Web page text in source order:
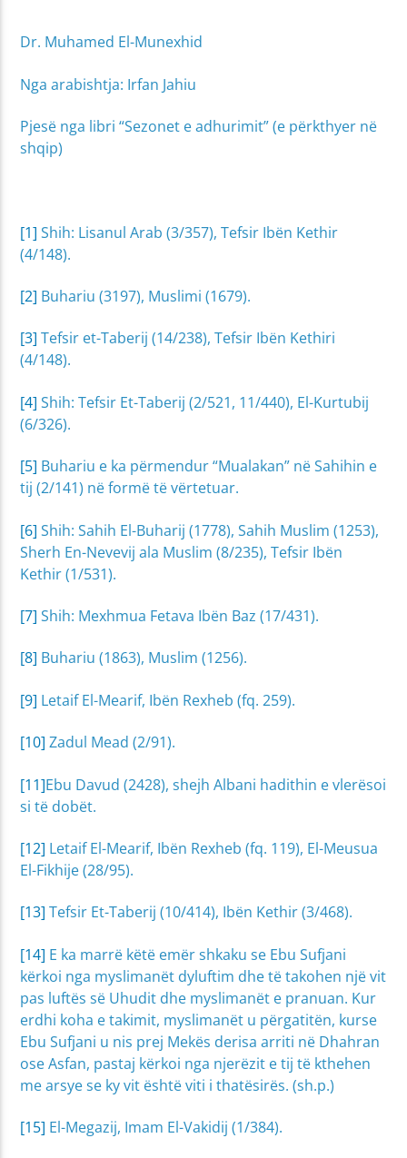
Dr. Muhamed El-Munexhid
Nga arabishtja: Irfan Jahiu
Pjesë nga libri “Sezonet e adhurimit” (e përkthyer në
shqip)
[1] Shih: Lisanul Arab (3/357), Tefsir Ibën Kethir
(4/148).
[2] Buhariu (3197), Muslimi (1679).
[3] Tefsir et-Taberij (14/238), Tefsir Ibën Kethiri
(4/148).
[4] Shih: Tefsir Et-Taberij (2/521, 11/440), El-Kurtubij
(6/326).
[5] Buhariu e ka përmendur “Mualakan” në Sahihin e
tij (2/141) në formë të vërtetuar.
[6] Shih: Sahih El-Buharij (1778), Sahih Muslim (1253),
Sherh En-Nevevij ala Muslim (8/235), Tefsir Ibën
Kethir (1/531).
[7] Shih: Mexhmua Fetava Ibën Baz (17/431).
[8] Buhariu (1863), Muslim (1256).
[9] Letaif El-Mearif, Ibën Rexheb (fq. 259).
[10] Zadul Mead (2/91).
[11]Ebu Davud (2428), shejh Albani hadithin e vlerësoi
si të dobët.
[12] Letaif El-Mearif, Ibën Rexheb (fq. 119), El-Meusua
El-Fikhije (28/95).
[13] Tefsir Et-Taberij (10/414), Ibën Kethir (3/468).
[14] E ka marrë këtë emër shkaku se Ebu Sufjani
kërkoi nga myslimanët dyluftim dhe të takohen një vit
pas luftës së Uhudit dhe myslimanët e pranuan. Kur
erdhi koha e takimit, myslimanët u përgatitën, kurse
Ebu Sufjani u nis prej Mekës derisa arriti në Dhahran
ose Asfan, pastaj kërkoi nga njerëzit e tij të kthehen
me arsye se ky vit është viti i thatësirës. (sh.p.)
[15] El-Megazij, Imam El-Vakidij (1/384).